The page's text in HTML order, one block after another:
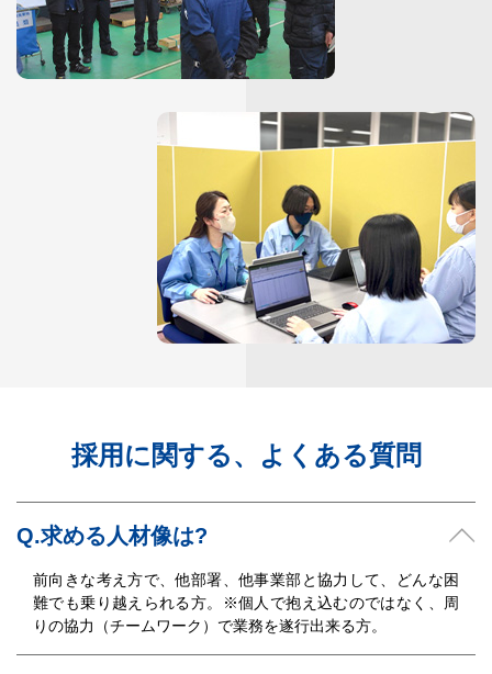
採用に関する、よくある質問
Q.求める人材像は?
前向きな考え方で、他部署、他事業部と協力して、どんな困
難でも乗り越えられる方。※個人で抱え込むのではなく、周
りの協力（チームワーク）で業務を遂行出来る方。